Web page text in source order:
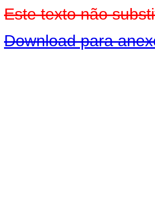
Este texto não
Download para